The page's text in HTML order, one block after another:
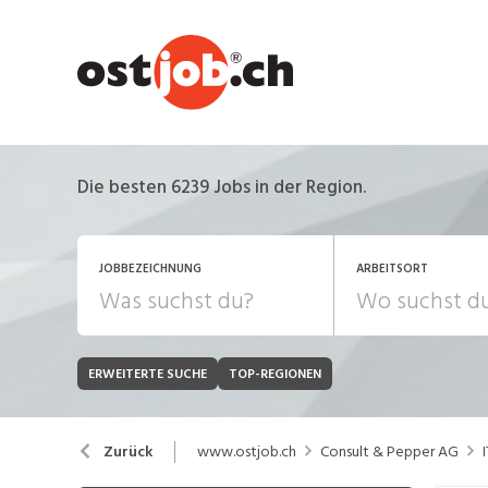
Die besten 6239 Jobs in der Region.
JOBBEZEICHNUNG ARBEITSORT
JOB-TYP
Festanstellung
Bank, Versicherung
Chemie, Pharma, Biotechnologie
ERWEITERTE SUCHE TOP-REGIONEN
Zurück www.ostjob.ch Consult & Pepper AG